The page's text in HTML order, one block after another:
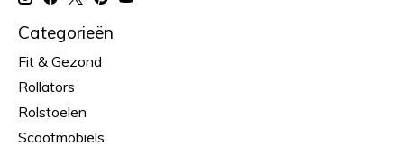
Categorieën
Fit & Gezond
Rollators
Rolstoelen
Scootmobiels